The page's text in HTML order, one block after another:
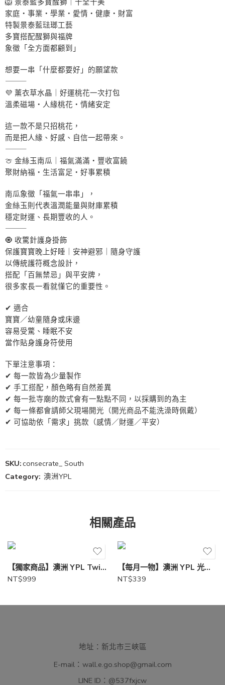
家庭・事業・學業・愛情・健康・財富
特製景泰藍琺瑯工藝
多寶搭配醒獅與福牌
象徵「全方面都顧到」
想要一串「什麼都要好」的願望款
⸻
💜 薰衣草水晶｜好運桃花一次打包
溫柔磁場・人緣桃花・情緒安定
這一款不是只招桃花，
而是把人緣、好感、自信一起帶來。
⸻
🍈 金絲玉南瓜｜福氣滿滿・豐收富饒
聚財納福・生活富足・好事累積
南瓜象徵「福氣一串串」，
金絲玉則代表溫潤能量與財庫累積
穩定財運、長期豐收的人。
⸻
🧿 收驚針護身掛飾
保護寶寶晚上好睡｜安神避邪｜隨身守護
以傳統護符概念設計，
搭配「百無禁忌」與平安牌，
很多家長一看就懂它的重要性。
✔ 適合
寶寶／幼童隨身或床邊
容易受驚、睡眠不安
當作貼身護身符使用
下單注意事項：
✔ 每一款皆為少量製作
✔ 手工搭配，顏色略有自然差異
✔ 每一批寺廟的款式會有一點點不同，以採購到的為主
✔ 每一條都會請師父現場開光（開光商品不能洗澡時佩戴）
✔ 可協助依「需求」挑款（感情／財運／平安）
SKU:consecrate_ South
Category: 澳洲YPL
相關產品
【獨家商品】澳洲 YPL Twins代言款空氣連帽T
NT$999
【每月一物】澳洲 YPL 光感變色棒球帽-胡歌推薦
NT$339
地址：新北市三峽區
E-mail： wall.e.go.shop@gmail.com
LINE ID： @537fxjcw